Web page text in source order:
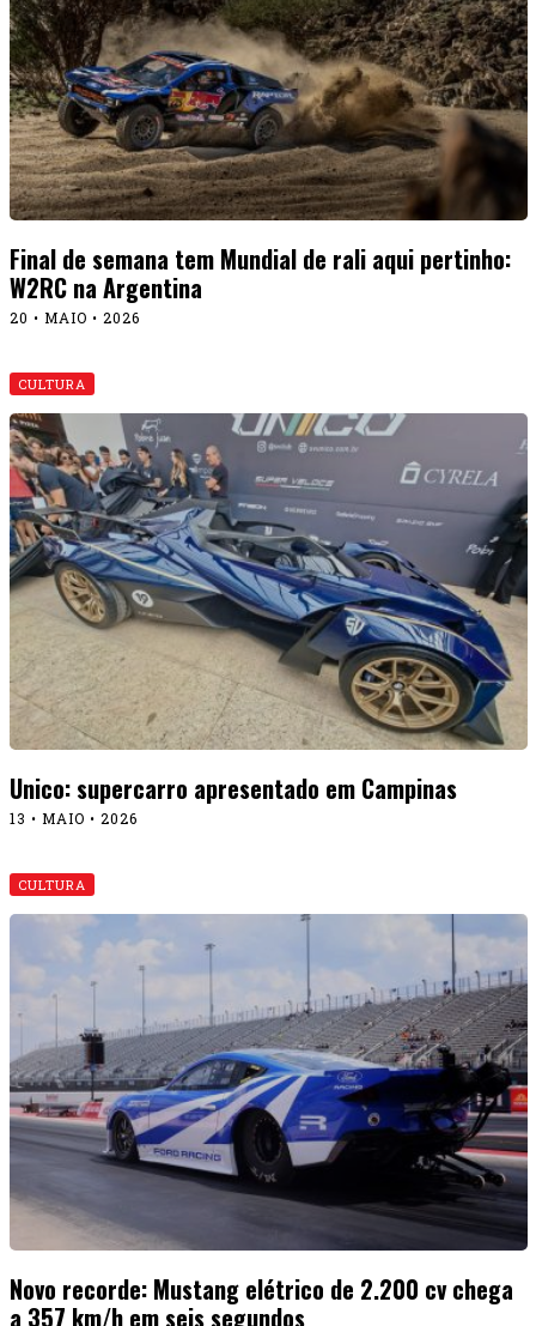
Final de semana tem Mundial de rali aqui pertinho:
W2RC na Argentina
20 • MAIO • 2026
CULTURA
Unico: supercarro apresentado em Campinas
13 • MAIO • 2026
CULTURA
Novo recorde: Mustang elétrico de 2.200 cv chega
a 357 km/h em seis segundos